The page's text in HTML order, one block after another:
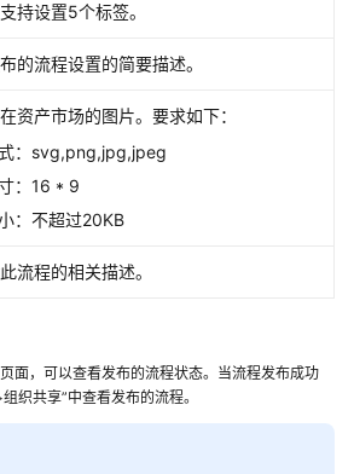
持设置5个标签。
的流程设置的简要描述。
资产市场的图片。要求如下：
：svg,png,jpg,jpeg
：16 * 9
：不超过20KB
流程的相关描述。
面，可以查看发布的流程状态。当流程发布成功
织共享”中查看发布的流程。